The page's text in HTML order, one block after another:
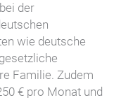
der
wie deutsche
Familie. Zudem
€ pro Monat und